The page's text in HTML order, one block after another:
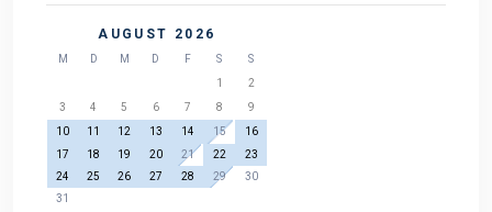
AUGUST 2026
M D M D F S
S
1
2
3
4 5 6 7 8
9
10
11 12 13 14 15
16
17
18 19 20 21 22
23
24
25 26 27 28 29
30
31